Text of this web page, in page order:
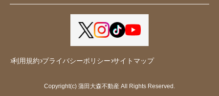
利用規約 プライバシーポリシー サイトマップ
Copyright(c) 蒲田大森不動産 All Rights Reserved.